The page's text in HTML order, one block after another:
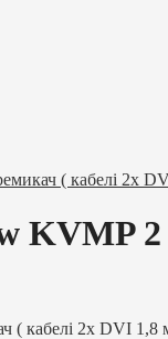
( кабелі 2x
KVMP
( кабелі 2x DVI 1,8